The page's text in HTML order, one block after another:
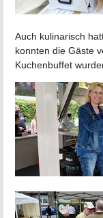
Auch kulinarisch
konnten die Gäste
Kuchenbuffet